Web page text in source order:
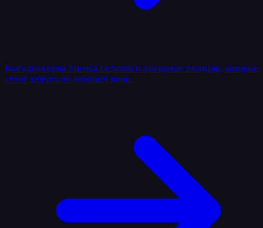
Выгодная цена Уценка Остатки и выгодные позиции, которые
стоит забрать по хорошей цене.